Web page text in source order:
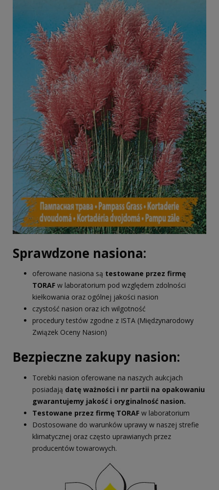
Sprawdzone nasiona:
oferowane nasiona są testowane przez firmę
TORAF w laboratorium pod względem zdolności
kiełkowania oraz ogólnej jakości nasion
czystość nasion oraz ich wilgotność
procedury testów zgodne z ISTA (Międzynarodowy
Związek Oceny Nasion)
Bezpieczne zakupy nasion:
Torebki nasion oferowane na naszych aukcjach
posiadają datę ważności i nr partii na opakowaniu
gwarantujemy jakość i oryginalność nasion.
Testowane przez firmę TORAF w laboratorium
Dostosowane do warunków uprawy w naszej strefie
klimatycznej oraz często uprawianych przez
producentów towarowych.